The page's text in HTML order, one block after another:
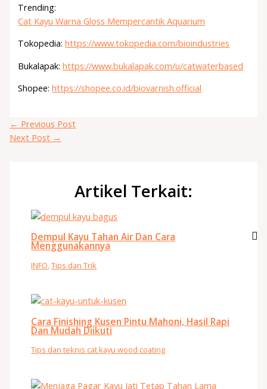
Trending:
Cat Kayu Warna Gloss Mempercantik Aquarium
Tokopedia:https://www.tokopedia.com/bioindustries
Bukalapak:https://www.bukalapak.com/u/catwaterbased
Shopee:https://shopee.co.id/biovarnish.official
← Previous Post
Next Post →
Artikel Terkait:
Dempul Kayu Tahan Air Dan Cara
Menggunakannya
INFO ,Tips dan Trik
Cara Finishing Kusen Pintu Mahoni, Hasil Rapi
Dan Mudah Diikuti
Tips dan teknis cat kayu wood coating